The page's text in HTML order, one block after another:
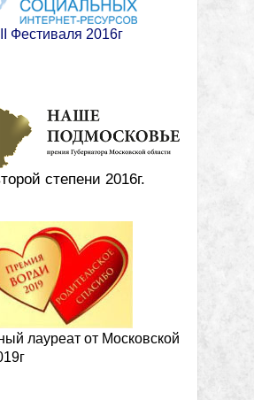
Фестиваля 2016г
степени 2016г.
лауреат от Московской